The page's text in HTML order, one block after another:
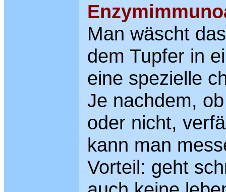
Man wäscht
dem Tupfer in
eine spezielle
Je nachdem,
oder nicht,
kann man
Vorteil: geht